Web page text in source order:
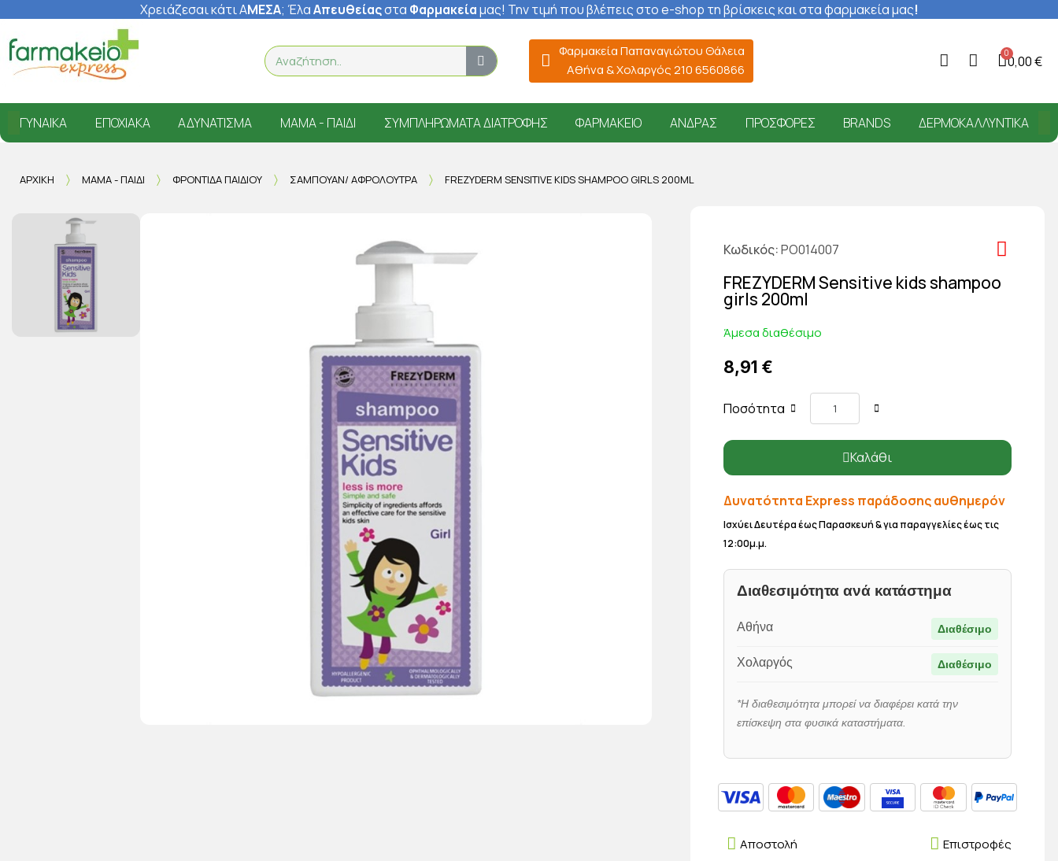
Χρειάζεσαι κάτι ΑΜΕΣΑ; ΈλαΑπευθείαςστα Φαρμακείαμας! Την τιμή που βλέπεις στο e-shop τη βρίσκεις και στα φαρμακεία μας!
Φαρμακεία Παπαναγιώτου Θάλεια
Αθήνα & Χολαργός 210 6560866
0,00 €
ΓΥΝΑΊΚΑ ΕΠΟΧΙΑΚΆ ΑΔΥΝΆΤΙΣΜΑ ΜΑΜΆ - ΠΑΙΔΊ ΣΥΜΠΛΗΡΏΜΑΤΑ ΔΙΑΤΡΟΦΉΣ ΦΑΡΜΑΚΕΊΟ ΆΝΔΡΑΣ ΠΡΟΣΦΟΡΈΣ BRANDS ΔΕΡΜΟΚΑΛΛΥΝΤΙΚΆ
ΑΡΧΙΚΉ ΜΑΜΆ - ΠΑΙΔΊ ΦΡΟΝΤΊΔΑ ΠΑΙΔΙΟΎ ΣΑΜΠΟΥΆΝ/ ΑΦΡΌΛΟΥΤΡΑ FREZYDERM SENSITIVE KIDS SHAMPOO GIRLS 200ML
Κωδικός PO014007
FREZYDERM Sensitive kids shampoo
girls 200ml
Άμεσα διαθέσιμο
8,91 €
Ποσότητα
Καλάθι
Δυνατότητα Express παράδοσης αυθημερόν
Ισχύει Δευτέρα έως Παρασκευή & για παραγγελίες έως τις
12:00μ.μ.
Διαθεσιμότητα ανά κατάστημα
Αθήνα Διαθέσιμο
Χολαργός Διαθέσιμο
*Η διαθεσιμότητα μπορεί να διαφέρει κατά την
επίσκεψη στα φυσικά καταστήματα.
Επιστροφές
Αποστολή